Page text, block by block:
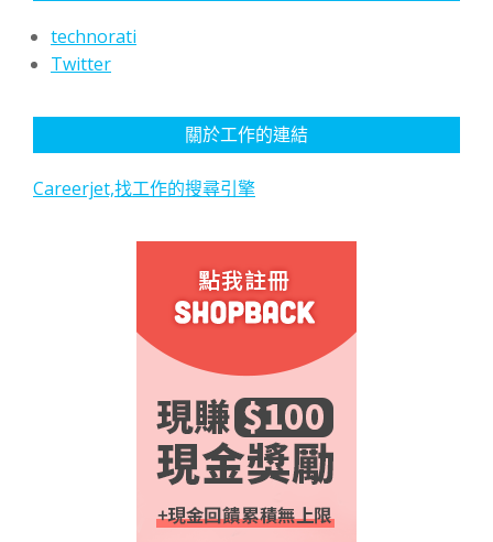
technorati
Twitter
關於工作的連結
Careerjet,找工作的搜尋引擎